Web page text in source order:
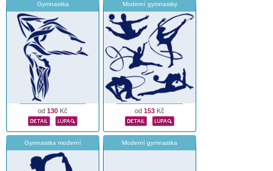
Gymnastka
od 130 Kč
Moderní gymnastky
od 153 Kč
Gymnastka moderní Moderní gymnastka